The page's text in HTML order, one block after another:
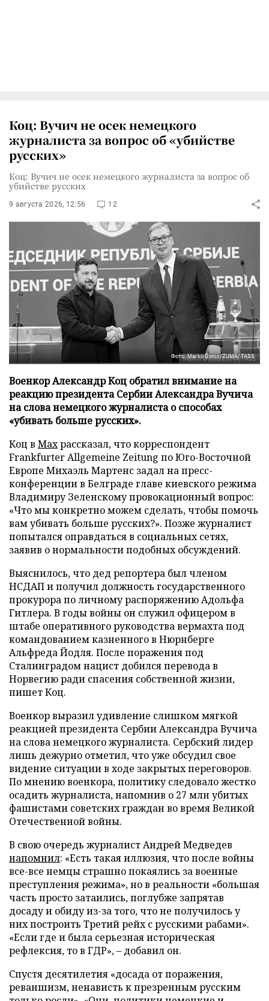
Коц: Вучич не осек немецкого
журналиста за вопрос об «убийстве
русских»
Коц: Вучич не осек немецкого журналиста за вопрос об
убийстве русских
9 августа 2026, 12:56 12
Фото: Marko Dimic/ZUMA/TASS
Военкор Александр Коц обратил внимание на
реакцию президента Сербии Александра Вучича
на слова немецкого журналиста о способах
«убивать больше русских».
Коц в Махрассказал, что корреспондент
Frankfurter Allgemeine Zeitung по Юго-Восточной
Европе Михаэль Мартенс задал на пресс-
конференции в Белграде главе киевского режима
Владимиру Зеленскому провокационный вопрос:
«Что мы конкретно можем сделать, чтобы помочь
вам убивать больше русских?». Позже журналист
попытался оправдаться в социальных сетях,
заявив о нормальности подобных обсуждений.
Выяснилось, что дед репортера был членом
НСДАП и получил должность государственного
прокурора по личному распоряжению Адольфа
Гитлера. В годы войны он служил офицером в
штабе оперативного руководства вермахта под
командованием казненного в Нюрнберге
Альфреда Йодля. После поражения под
Сталинградом нацист добился перевода в
Норвегию ради спасения собственной жизни,
пишет Коц.
Военкор выразил удивление слишком мягкой
реакцией президента Сербии Александра Вучича
на слова немецкого журналиста. Сербский лидер
лишь дежурно отметил, что уже обсудил свое
видение ситуации в ходе закрытых переговоров.
По мнению военкора, политику следовало жестко
осадить журналиста, напомнив о 27 млн убитых
фашистами советских граждан во время Великой
Отечественной войны.
В свою очередь журналист Андрей Медведев
напомнил: «Есть такая иллюзия, что после войны
все-все немцы страшно покаялись за военные
преступления режима», но в реальности «большая
часть просто затаились, поглубже запрятав
досаду и обиду из-за того, что не получилось у
них построить Третий рейх с русскими рабами».
«Если где и была серьезная историческая
рефлексия, то в ГДР», – добавил он.
Спустя десятилетия «досада от поражения,
реваншизм, ненависть к презренным русским